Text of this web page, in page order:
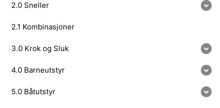
2.0 Sneller
2.1 Kombinasjoner
3.0 Krok og Sluk
4.0 Barneutstyr
5.0 Båtutstyr